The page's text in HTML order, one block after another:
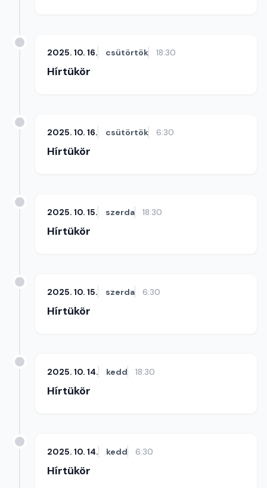
2025. 10. 16. csütörtök 18:30
Hírtükör
2025. 10. 16. csütörtök 6:30
Hírtükör
2025. 10. 15. szerda 18:30
Hírtükör
2025. 10. 15. szerda 6:30
Hírtükör
2025. 10. 14. kedd 18:30
Hírtükör
2025. 10. 14. kedd 6:30
Hírtükör